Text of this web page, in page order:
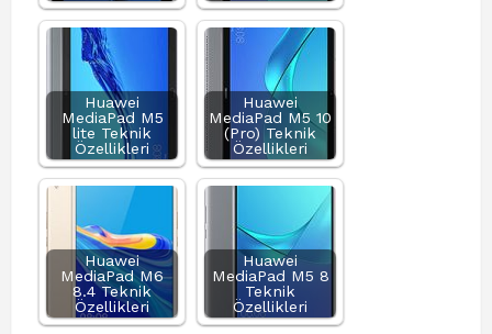
Huawei
MediaPad M5
lite Teknik
Özellikleri
Huawei
MediaPad M5 10
(Pro) Teknik
Özellikleri
Huawei
MediaPad M6
8.4 Teknik
Özellikleri
Huawei
MediaPad M5 8
Teknik
Özellikleri